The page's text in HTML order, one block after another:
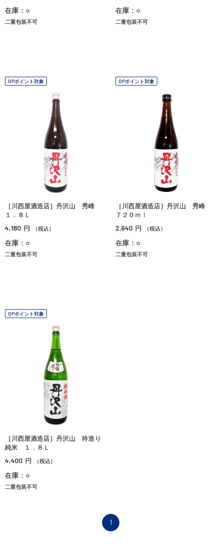
在庫：○
二重包装不可
在庫：○
二重包装不可
OPポイント対象
［川西屋酒造店］丹沢山 秀峰
１．８Ｌ
4,180 円 （税込）
在庫：○
二重包装不可
OPポイント対象
［川西屋酒造店］丹沢山 秀峰
７２０ｍｌ
2,640 円 （税込）
在庫：○
二重包装不可
OPポイント対象
［川西屋酒造店］丹沢山 吟造り
純米 １．８Ｌ
4,400 円 （税込）
在庫：○
二重包装不可
1